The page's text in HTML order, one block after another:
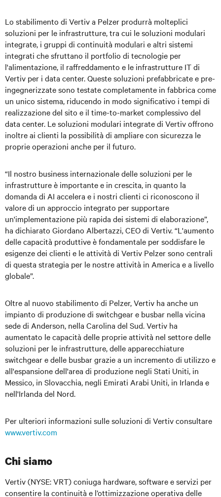
Lo stabilimento di Vertiv a Pelzer produrrà molteplici
soluzioni per le infrastrutture, tra cui le soluzioni modulari
integrate, i gruppi di continuità modulari e altri sistemi
integrati che sfruttano il portfolio di tecnologie per
l'alimentazione, il raffreddamento e le infrastrutture IT di
Vertiv per i data center. Queste soluzioni prefabbricate e pre-
ingegnerizzate sono testate completamente in fabbrica come
un unico sistema, riducendo in modo significativo i tempi di
realizzazione del sito e il time-to-market complessivo del
data center. Le soluzioni modulari integrate di Vertiv offrono
inoltre ai clienti la possibilità di ampliare con sicurezza le
proprie operazioni anche per il futuro.
“Il nostro business internazionale delle soluzioni per le
infrastrutture è importante e in crescita, in quanto la
domanda di AI accelera e i nostri clienti ci riconoscono il
valore di un approccio integrato per supportare
un'implementazione più rapida dei sistemi di elaborazione”,
ha dichiarato Giordano Albertazzi, CEO di Vertiv. “L'aumento
delle capacità produttive è fondamentale per soddisfare le
esigenze dei clienti e le attività di Vertiv Pelzer sono centrali
di questa strategia per le nostre attività in America e a livello
globale”.
Oltre al nuovo stabilimento di Pelzer, Vertiv ha anche un
impianto di produzione di switchgear e busbar nella vicina
sede di Anderson, nella Carolina del Sud. Vertiv ha
aumentato le capacità delle proprie attività nel settore delle
soluzioni per le infrastrutture, delle apparecchiature
switchgear e delle busbar grazie a un incremento di utilizzo e
all'espansione dell'area di produzione negli Stati Uniti, in
Messico, in Slovacchia, negli Emirati Arabi Uniti, in Irlanda e
nell'Irlanda del Nord.
Per ulteriori informazioni sulle soluzioni di Vertiv consultare
www.vertiv.com
Chi siamo
Vertiv (NYSE: VRT)coniuga hardware, software e servizi per
consentire la continuità e l’ottimizzazione operativa delle